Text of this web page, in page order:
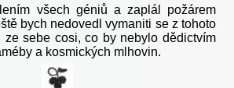
všech géniů a zaplál požárem
bych nedovedl vymaniti se z tohoto
ze sebe cosi, co by nebylo dědictvím
a kosmických mlhovin.